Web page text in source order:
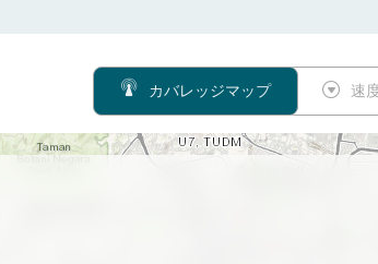
カバレッジマップ 速